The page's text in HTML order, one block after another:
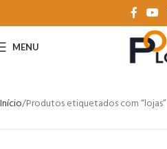
MENU
Início Produtos etiquetados com “lojas”